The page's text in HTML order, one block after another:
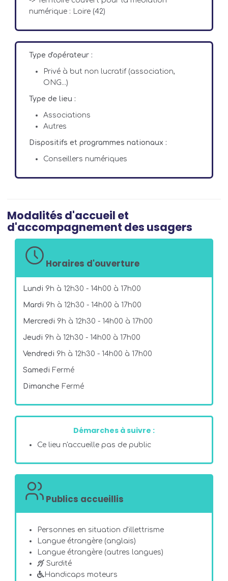
numérique : Loire (42)
Type d'opérateur :
Privé à but non lucratif (association,
ONG...)
Type de lieu :
Associations
Autres
Dispositifs et programmes nationaux :
Conseillers numériques
Modalités d'accueil et
d'accompagnement des usagers
Horaires d'ouverture
Lundi 9h à 12h30 - 14h00 à 17h00
Mardi 9h à 12h30 - 14h00 à 17h00
Mercredi 9h à 12h30 - 14h00 à 17h00
Jeudi 9h à 12h30 - 14h00 à 17h00
Vendredi 9h à 12h30 - 14h00 à 17h00
Samedi Fermé
Dimanche Fermé
Démarches à suivre :
Ce lieu n'accueille pas de public
Publics accueillis
Personnes en situation d'illettrisme
Langue étrangère (anglais)
Langue étrangère (autres langues)
Surdité
Handicaps moteurs